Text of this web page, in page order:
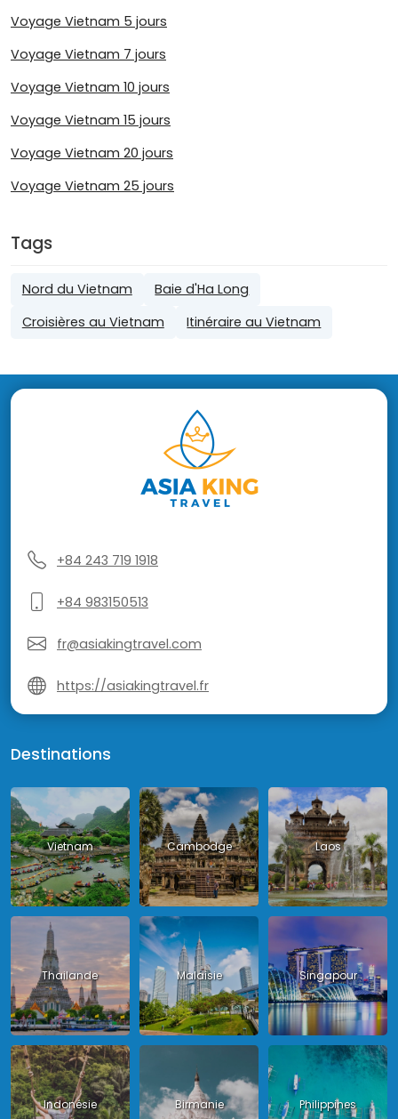
Voyage Vietnam 5 jours
Voyage Vietnam 7 jours
Voyage Vietnam 10 jours
Voyage Vietnam 15 jours
Voyage Vietnam 20 jours
Voyage Vietnam 25 jours
Tags
Nord du Vietnam
Baie d'Ha Long
Croisières au Vietnam
Itinéraire au Vietnam
+84 243 719 1918
+84 983150513
fr@asiakingtravel.com
https://asiakingtravel.fr
Destinations
Vietnam Cambodge Laos
Thailande Malaisie Singapour
Indonésie Birmanie Philippines